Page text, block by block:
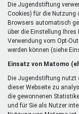
Die Jugendstiftung
Cookies) für die Nutzung
Browsers automatisch
über die Einstellung
Verwendung vom Opt-
werden können (siehe
Einsatz von Matomo
Die Jugendstiftung nutzt
dieser Webseite zu
die gewonnenen
und für Sie als Nutzer